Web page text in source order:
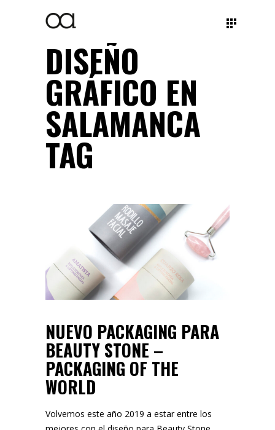
DISEÑO
GRÁFICO EN
SALAMANCA
TAG
NUEVO PACKAGING PARA
BEAUTY STONE –
PACKAGING OF THE
WORLD
Volvemos este año 2019 a estar entre los